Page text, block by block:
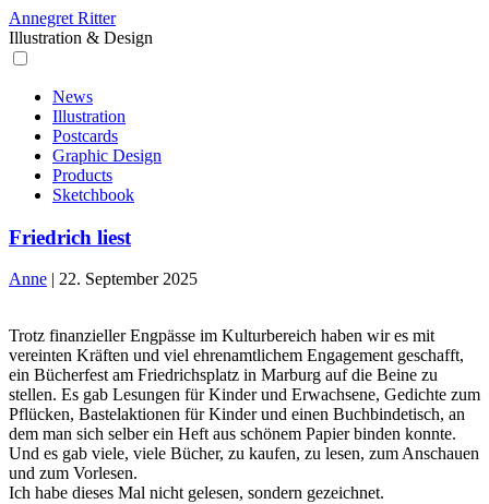
Annegret Ritter
Illustration & Design
News
Illustration
Postcards
Graphic Design
Products
Sketchbook
Friedrich liest
Anne | 22. September 2025
Trotz finanzieller Engpässe im Kulturbereich haben wir es mit
vereinten Kräften und viel ehrenamtlichem Engagement geschafft,
ein Bücherfest am Friedrichsplatz in Marburg auf die Beine zu
stellen. Es gab Lesungen für Kinder und Erwachsene, Gedichte zum
Pflücken, Bastelaktionen für Kinder und einen Buchbindetisch, an
dem man sich selber ein Heft aus schönem Papier binden konnte.
Und es gab viele, viele Bücher, zu kaufen, zu lesen, zum Anschauen
und zum Vorlesen.
Ich habe dieses Mal nicht gelesen, sondern gezeichnet.